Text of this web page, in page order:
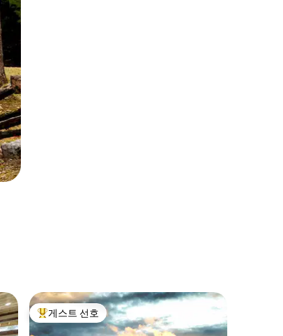
상위 게스트 선호
게스트 선호